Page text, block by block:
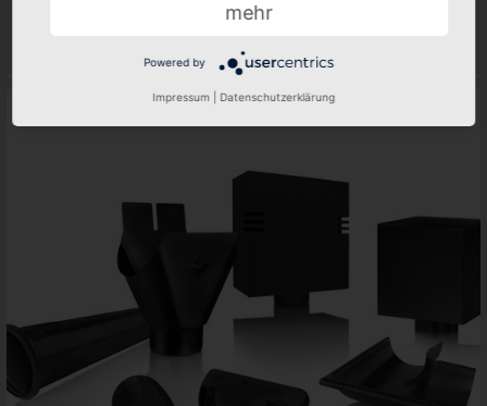
Geisenried bei der Anschaffung neuer Magnetbausteine.
mehr
Powered by
Impressum Datenschutzerklärung